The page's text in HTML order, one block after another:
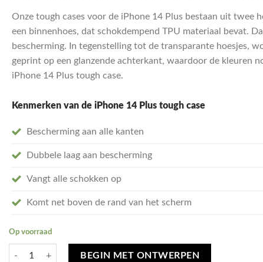
Onze tough cases voor de iPhone 14 Plus bestaan uit
een binnenhoes, dat schokdempend TPU materiaal bevat.
bescherming. In tegenstelling tot de transparante hoesjes,
geprint op een glanzende achterkant, waardoor de kleuren
iPhone 14 Plus tough case.
Kenmerken van de iPhone 14 Plus tough case
Bescherming aan alle kanten
Dubbele laag aan bescherming
Vangt alle schokken op
Komt net boven de rand van het scherm
Op voorraad
Ontwerp je eigen iPhone 14 Plus Tough hoesje - tough case aantal
BEGIN MET ONTWERPEN